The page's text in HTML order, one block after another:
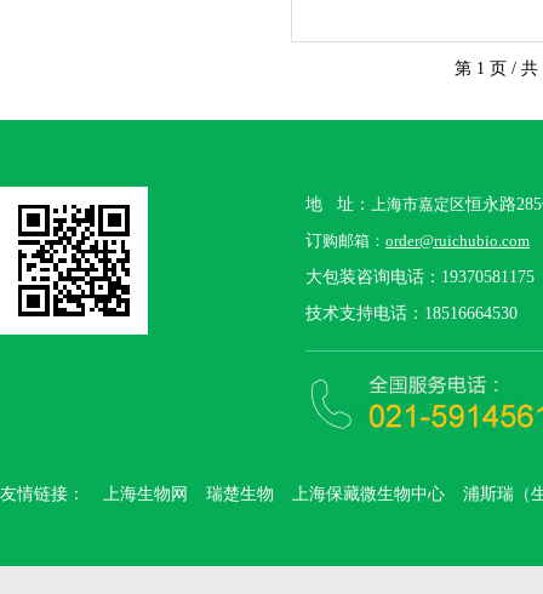
第 1 页 / 共
地 址： 上海市嘉定区恒永路
订购邮箱： order@ruichubio.com
大包装咨询电话：19370581175
技术支持电话：18516664530
友情链接： 上海生物网 瑞楚生物 上海保藏微生物中心 浦斯瑞（